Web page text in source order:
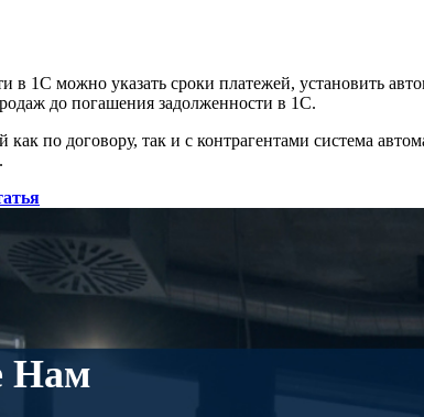
в 1С можно указать сроки платежей, установить
до погашения задолженности в 1С.
по договору, так и с контрагентами система
Нам